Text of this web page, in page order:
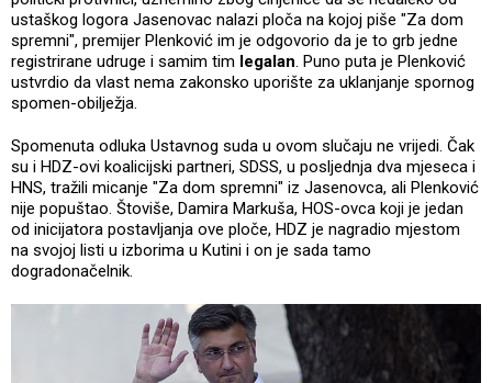
ustaškog logora Jasenovac nalazi ploča na kojoj piše "Za dom
spremni", premijer Plenković im je odgovorio da je to grb jedne
registrirane udruge i samim tim legalan. Puno puta je Plenković
ustvrdio da vlast nema zakonsko uporište za uklanjanje spornog
spomen-obilježja.
Spomenuta odluka Ustavnog suda u ovom slučaju ne vrijedi. Čak
su i HDZ-ovi koalicijski partneri, SDSS, u posljednja dva mjeseca i
HNS, tražili micanje "Za dom spremni" iz Jasenovca, ali Plenković
nije popuštao. Štoviše, Damira Markuša, HOS-ovca koji je jedan
od inicijatora postavljanja ove ploče, HDZ je nagradio mjestom
na svojoj listi u izborima u Kutini i on je sada tamo
dogradonačelnik.